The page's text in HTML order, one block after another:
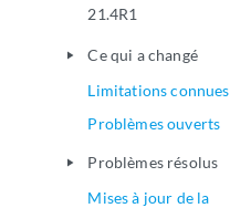
21.4R1
play_arrow
Ce qui a changé
Limitations connues
Problèmes ouverts
play_arrow
Problèmes résolus
Mises à jour de la